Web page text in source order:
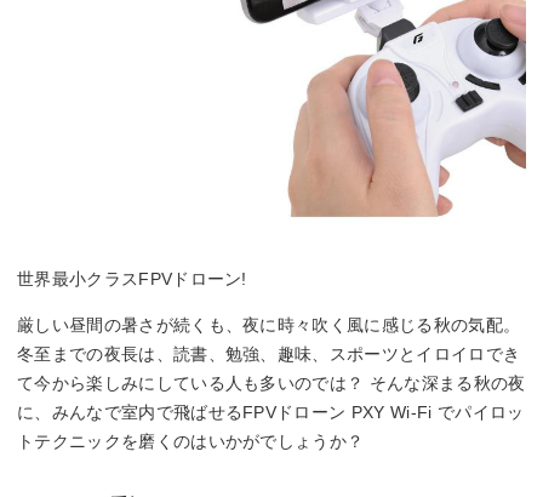
世界最小クラスFPVドローン!
厳しい昼間の暑さが続くも、夜に時々吹く風に感じる秋の気配。
冬至までの夜長は、読書、勉強、趣味、スポーツとイロイロでき
て今から楽しみにしている人も多いのでは？ そんな深まる秋の夜
に、みんなで室内で飛ばせるFPVドローン PXY Wi-Fi でパイロッ
トテクニックを磨くのはいかがでしょうか？